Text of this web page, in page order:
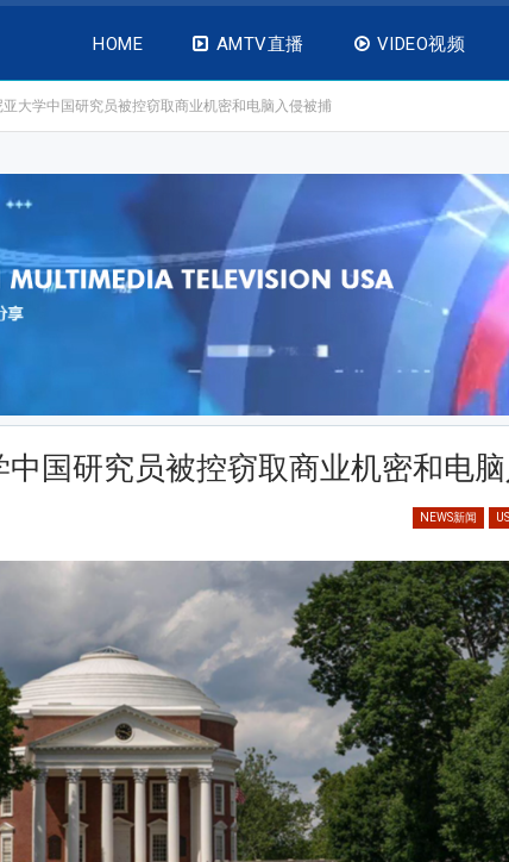
HOME AMTV直播 VIDEO视频
亚大学中国研究员被控窃取商业机密和电脑入侵被捕
中国研究员被控窃取商业机密和电
NEWS新闻